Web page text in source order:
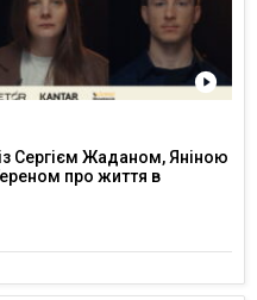
Сергієм Жаданом, Яніною
про життя в